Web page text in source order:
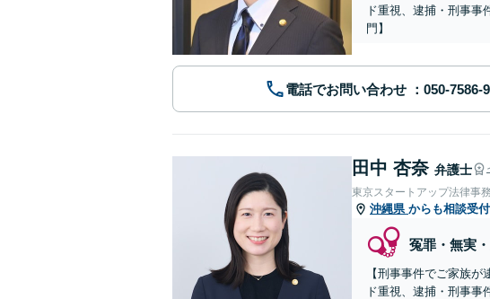
ド重視、逮捕・刑事
門】
電話でお問い合わせ
田中 杏奈 弁護士
東京スタートアップ法律事
沖縄県 からも相談受
冤罪・無実
【刑事事件でご家族
ド重視、逮捕・刑事